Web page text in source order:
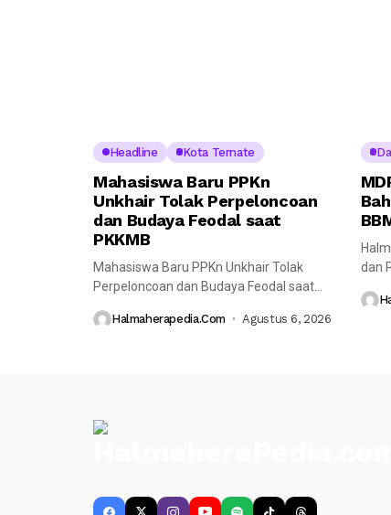
Headline Kota Ternate
Mahasiswa Baru PPKn
Unkhair Tolak Perpeloncoan
dan Budaya Feodal saat
PKKMB
Mahasiswa Baru PPKn Unkhair Tolak
Perpeloncoan dan Budaya Feodal saat
Halmaherapedia.com Agustus 6, 2026
dan